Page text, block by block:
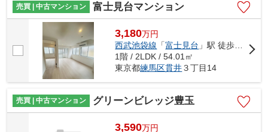
売買 | 中古マンション 富士見台マンション
3,180万円
西武池袋線 「富士見台 」駅 徒歩2分
1階 / 2LDK / 54.01㎡
東京都練馬区貫井３丁目14
売買 | 中古マンション グリーンビレッジ豊玉
3,590万円